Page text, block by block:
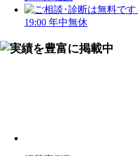
19:00 年中無休